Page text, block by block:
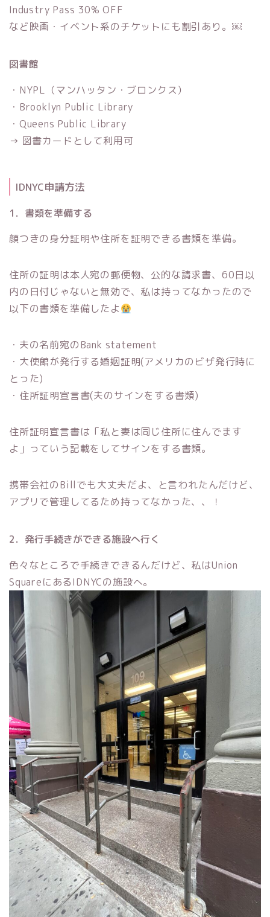
Industry Pass 30% OFF
など映画・イベント系のチケットにも割引あり。￼
図書館
・NYPL（マンハッタン・ブロンクス）
・Brooklyn Public Library
・Queens Public Library
→ 図書カードとして利用可
IDNYC申請方法
1．書類を準備する
顔つきの身分証明や住所を証明できる書類を準備。
住所の証明は本人宛の郵便物、公的な請求書、60日以
内の日付じゃないと無効で、私は持ってなかったので
以下の書類を準備したよ
・夫の名前宛のBank statement
・大使館が発行する婚姻証明(アメリカのビザ発行時に
とった)
・住所証明宣言書(夫のサインをする書類)
住所証明宣言書は「私と妻は同じ住所に住んでます
よ」っていう記載をしてサインをする書類。
携帯会社のBillでも大丈夫だよ、と言われたんだけど、
アプリで管理してるため持ってなかった、、！
2．発行手続きができる施設へ行く
色々なところで手続きできるんだけど、私はUnion
SquareにあるIDNYCの施設へ。